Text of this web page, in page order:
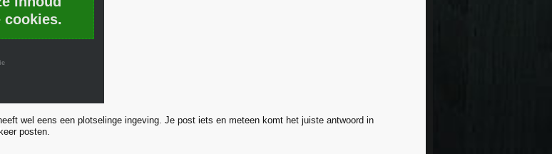
cookies.
wel eens een plotselinge ingeving. Je post iets en meteen komt het juiste antwoord in
posten.